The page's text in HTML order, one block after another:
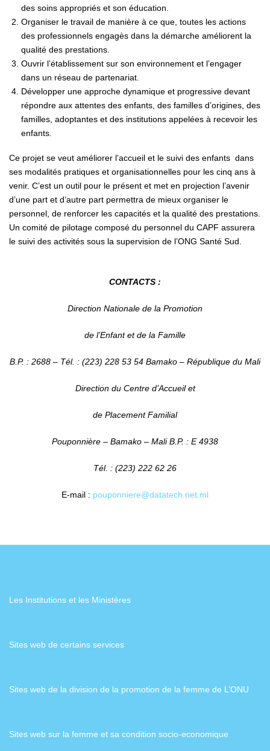
des soins appropriés et son éducation.
Organiser le travail de manière à ce que, toutes les actions
des professionnels engagès dans la démarche améliorent la
qualité des prestations.
Ouvrir l’établissement sur son environnement et l’engager
dans un réseau de partenariat.
Développer une approche dynamique et progressive devant
répondre aux attentes des enfants, des familles d’origines, des
familles, adoptantes et des institutions appelées à recevoir les
enfants.
Ce projet se veut améliorer l’accueil et le suivi des enfants dans
ses modalités pratiques et organisationnelles pour les cinq ans à
venir. C’est un outil pour le présent et met en projection l’avenir
d’une part et d’autre part permettra de mieux organiser le
personnel, de renforcer les capacités et la qualité des prestations.
Un comité de pilotage composé du personnel du CAPF assurera
le suivi des activités sous la supervision de l’ONG Santé Sud.
CONTACTS :
Direction Nationale de la Promotion
de l’Enfant et de la Famille
B.P. : 2688 – Tél. : (223) 228 53 54 Bamako – République du Mali
Direction du Centre d’Accueil et
de Placement Familial
Pouponnière – Bamako – Mali B.P. : E 4938
Tél. : (223) 222 62 26
E-mail : pouponniere@datatech.net.ml
Les Institutions et les Ministères
Sites web de certains services
Sites web de la division de la promotion de la femme de L’ONU
Sites web sur la femme et sa condition socio-economique